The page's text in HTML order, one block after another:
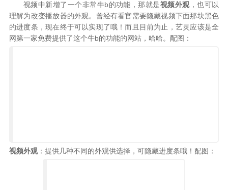
视频中新增了一个非常牛b的功能，那就是视频外观，也可以
理解为改变播放器的外观。曾经有看官需要隐藏视频下面那块黑色
的进度条，现在终于可以实现了哦！而且目前为止，艺灵应该是全
网第一家免费提供了这个牛b的功能的网站，哈哈。配图：
视频外观：提供几种不同的外观供选择，可隐藏进度条哦！配图：